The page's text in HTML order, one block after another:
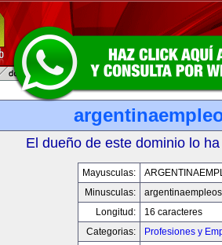
El dueño de este dominio lo
Mayusculas:
Minusculas:
Longitud:
16 caracteres
Categorias:
Profesiones y